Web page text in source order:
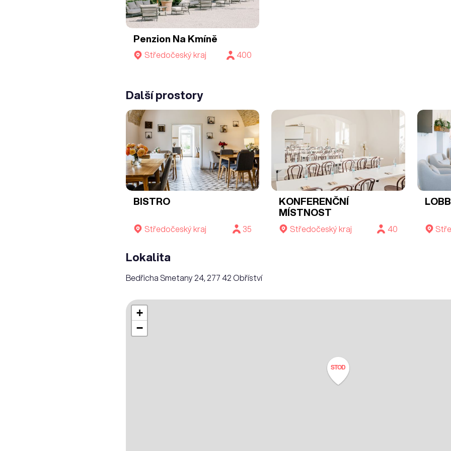
Penzion Na Kmíně
Středočeský kraj 400
Další prostory
BISTRO
Středočeský kraj 35
KONFERENČNÍ
MÍSTNOST
Středočeský kraj 40
Lokalita
Bedřicha Smetany 24, 277 42 Obříství
STOD
+
−